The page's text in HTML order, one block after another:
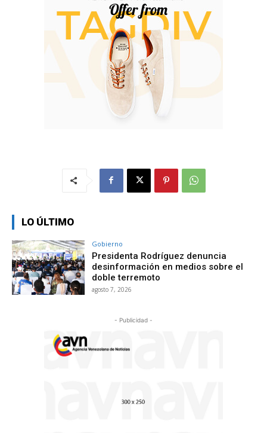
LO ÚLTIMO
Gobierno
Presidenta Rodríguez denuncia
desinformación en medios sobre el
doble terremoto
agosto 7, 2026
- Publicidad -